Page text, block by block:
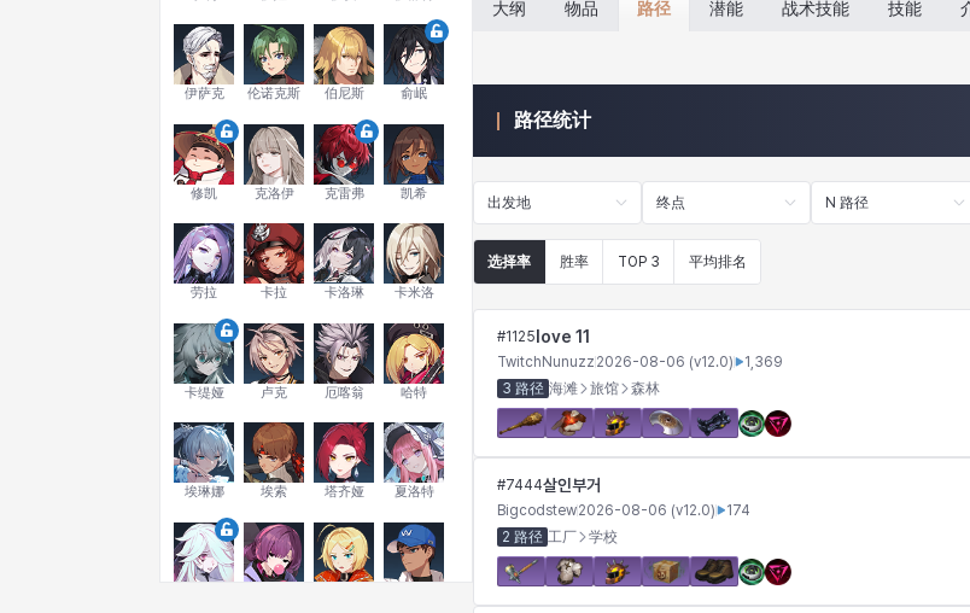
伊萨克 伦诺克斯 伯尼斯 俞岷
修凯 克洛伊 克雷弗 凯希
劳拉 卡拉 卡洛琳 卡米洛
卡缇娅 卢克 厄喀翁 哈特
埃琳娜 埃索 塔齐娅 夏洛特
大纲 物品 路径 潜能 战术技能 技能
路径统计
出发地 终点 N 路径
选择率 胜率 TOP 3 平均排名
#1125 love 11
TwitchNunuzz 2026-08-06 (v12.0)
1,369
3 路径 海滩 旅馆 森林
#7444살인부거
Bigcodstew2026-08-06 (v12.0)
174
2 路径 工厂 学校